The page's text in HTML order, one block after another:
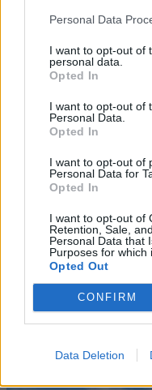
Personal Data
I want to opt-out of
personal data.
Opted In
I want to opt-out of
Personal Data.
Opted In
I want to opt-out of
Personal Data for
Opted In
I want to opt-out of
Retention, Sale,
Personal Data that
Purposes for which
Opted Out
CONFIRM
Data Deletion
Az alacsony
A városi fák
Céltáblát festett
ENERGIA